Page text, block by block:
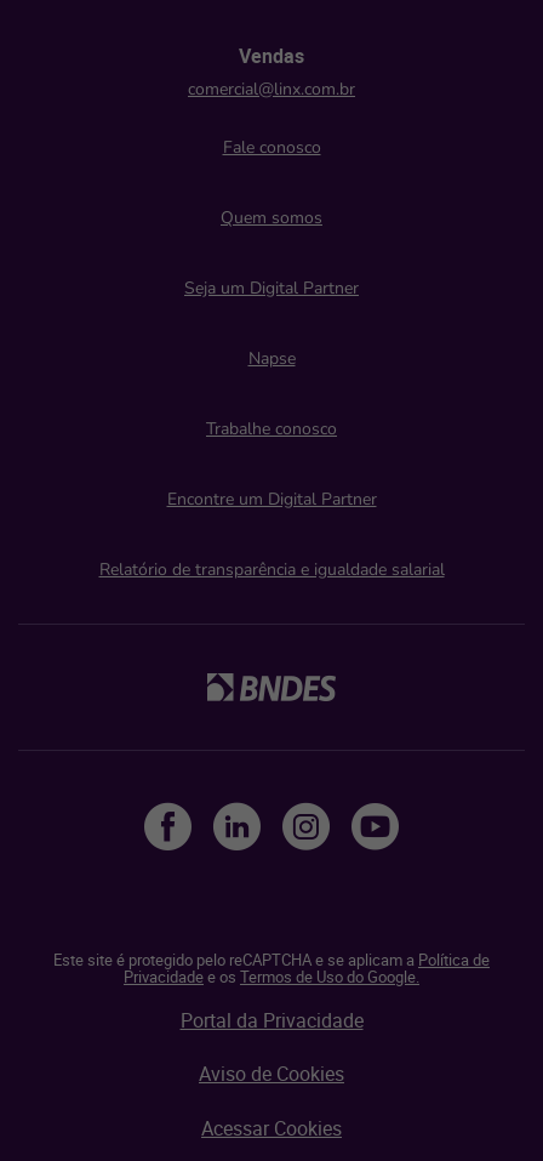
Vendas
comercial@linx.com.br
Fale conosco
Quem somos
Seja um Digital Partner
Napse
Trabalhe conosco
Encontre um Digital Partner
Relatório de transparência e igualdade salarial
Este site é protegido pelo reCAPTCHA e se aplicam a Política de
Privacidadee os Termos de Uso do Google.
Portal da Privacidade
Aviso de Cookies
Acessar Cookies